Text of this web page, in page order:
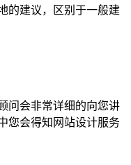
的建议，区别于一般建
问会非常详细的向您讲
您会得知网站设计服务